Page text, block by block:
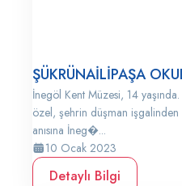
ŞÜKRÜNAİLİPAŞA
İnegöl Kent Müzesi, 14 yaşında.
özel, şehrin düşman işgalinden
anısına İneg�...
10 Ocak 2023
Detaylı Bilgi